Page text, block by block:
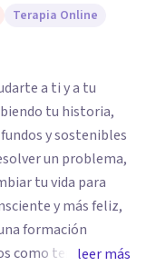
Terapia Online
a ti y a tu
tu historia,
y sostenibles
un problema,
tu vida para
y más feliz,
como terapeuta
leer más